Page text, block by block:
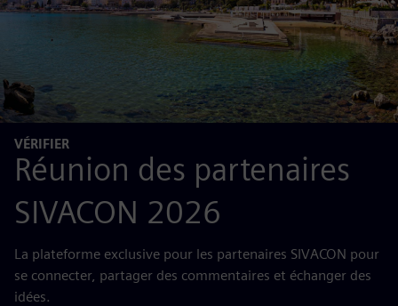
VÉRIFIER
Réunion des partenaires
SIVACON 2026
La plateforme exclusive pour les partenaires SIVACON pour
se connecter, partager des commentaires et échanger des
idées.